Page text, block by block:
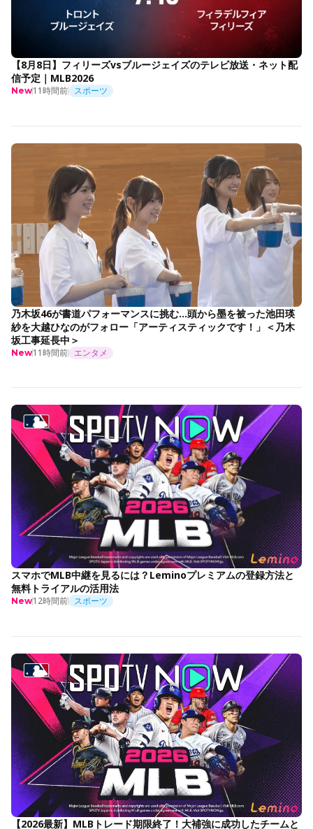
【8月8日】フィリーズvsブルージェイズのテレビ放送・ネット配
信予定｜MLB2026
New11時間前 スポーツ
乃木坂46が書道パフォーマンスに挑む…頭から墨を被った池田瑛
紗を大越ひなのがフォロー「アーティスティックです！」＜乃木
坂工事延長中＞
New11時間前 エンタメ
スマホでMLB中継を見るには？Leminoプレミアムの登録方法と
無料トライアルの活用法
New12時間前 スポーツ
【2026最新】MLBトレード期限終了！大補強に成功したチームと